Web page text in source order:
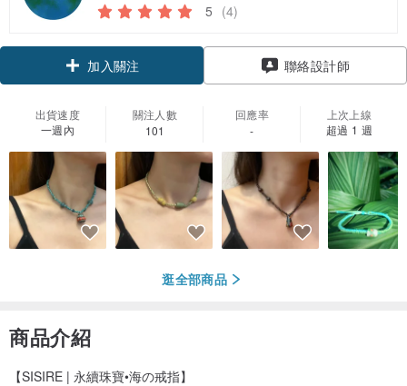
5 (4)
加入關注 聯絡設計師
出貨速度
一週內
關注人數
101
回應率
-
上次上線
超過 1 週
逛全部商品
商品介紹
【SISIRE | 永續珠寶•海の戒指】